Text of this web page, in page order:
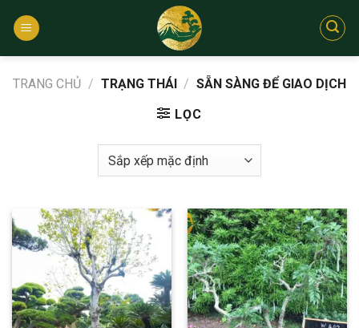
qua
TRANG CHỦ / TRẠNG THÁI / SẴN SÀNG ĐỂ GIAO DỊCH
LỌC